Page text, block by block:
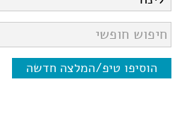
הוסיפו טיפ/המלצה חדשה